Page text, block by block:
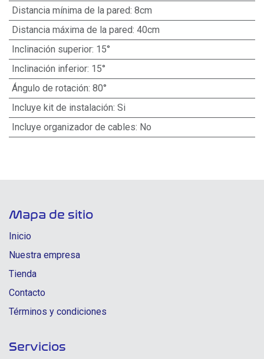
Distancia mínima de la pared: 8cm
Distancia máxima de la pared: 40cm
Inclinación superior: 15°
Inclinación inferior: 15°
Ángulo de rotación: 80°
Incluye kit de instalación: Si
Incluye organizador de cables: No
Mapa de sitio
Inicio
Nuestra empresa
Tienda
Contacto
Términos y condiciones
Servicios